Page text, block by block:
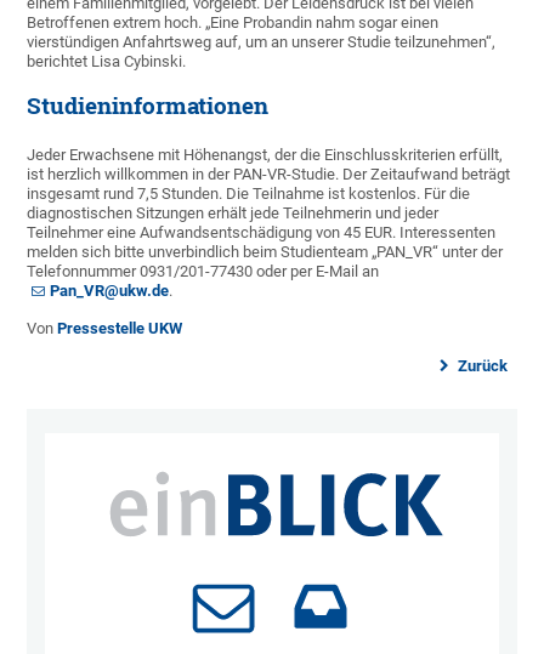
Betroffenen extrem hoch. „Eine Probandin nahm sogar einen
vierstündigen Anfahrtsweg auf, um an unserer Studie teilzunehmen“,
berichtet Lisa Cybinski.
Studieninformationen
Jeder Erwachsene mit Höhenangst, der die Einschlusskriterien erfüllt,
ist herzlich willkommen in der PAN-VR-Studie. Der Zeitaufwand beträgt
insgesamt rund 7,5 Stunden. Die Teilnahme ist kostenlos. Für die
diagnostischen Sitzungen erhält jede Teilnehmerin und jeder
Teilnehmer eine Aufwandsentschädigung von 45 EUR. Interessenten
melden sich bitte unverbindlich beim Studienteam „PAN_VR“ unter der
Telefonnummer 0931/201-77430 oder per E-Mail an
Pan_VR@ukw.de.
VonPressestelle UKW
Zurück